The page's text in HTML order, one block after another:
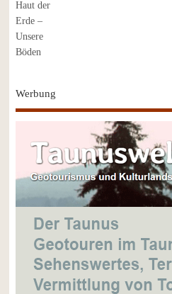
Werbung